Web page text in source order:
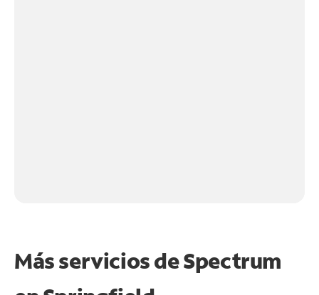
Más servicios de Spectrum